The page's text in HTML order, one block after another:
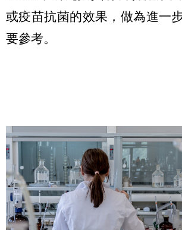
或疫苗抗菌的效果，做為進一
要參考。